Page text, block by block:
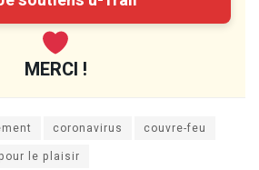
MERCI !
coronavirus
couvre-feu
le plaisir